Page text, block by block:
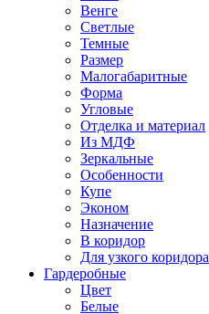
Венге
Светлые
Темные
Размер
Малогабаритные
Форма
Угловые
Отделка и материал
Из МДФ
Зеркальные
Особенности
Купе
Эконом
Назначение
В коридор
Для узкого коридора
Гардеробные
Цвет
Белые